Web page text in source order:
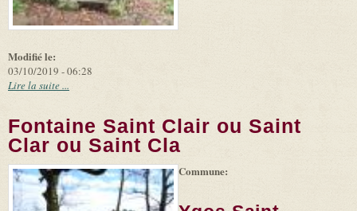
Modifié le:
03/10/2019 - 06:28
Lire la suite ...
Fontaine Saint Clair ou Saint
Clar ou Saint Cla
Leaflet (link is
|
Tiles
(link is
©
Commune: